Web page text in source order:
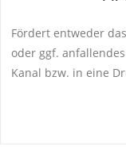
Fördert entweder
oder ggf.
Kanal bzw. in eine